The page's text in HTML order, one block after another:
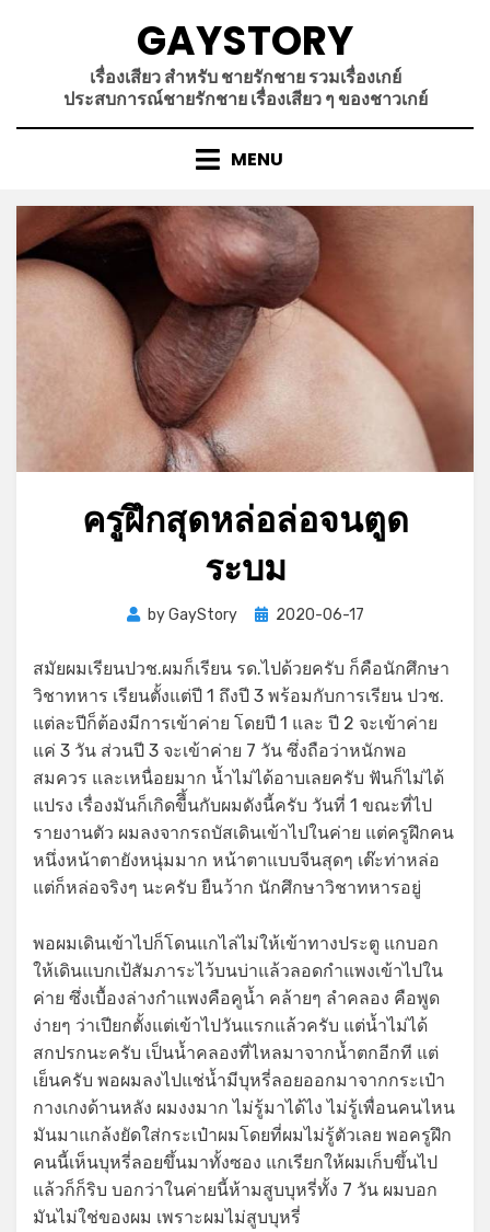
GAYSTORY
เรื่องเสียว สำหรับ ชายรักชาย รวมเรื่องเกย์
ประสบการณ์ชายรักชาย เรื่องเสียว ๆ ของชาวเกย์
MENU
ครูฝึกสุดหล่อล่อจนตูด
ระบม
byGayStory
Posted
2020-06-17
สมัยผมเรียนปวช.ผมก็เรียน รด.ไปด้วยครับ ก็คือนักศึกษา
วิชาทหาร เรียนตั้งแต่ปี 1 ถึงปี 3 พร้อมกับการเรียน ปวช.
แต่ละปีก็ต้องมีการเข้าค่าย โดยปี 1 และ ปี 2 จะเข้าค่าย
แค่ 3 วัน ส่วนปี 3 จะเข้าค่าย 7 วัน ซึ่งถือว่าหนักพอ
สมควร และเหนื่อยมาก น้ำไม่ได้อาบเลยครับ ฟันก็ไม่ได้
แปรง เรื่องมันก็เกิดขีึ้นกับผมดังนี้ครับ วันที่ 1 ขณะที่ไป
รายงานตัว ผมลงจากรถบัสเดินเข้าไปในค่าย แต่ครูฝึกคน
หนึ่งหน้าตายังหนุ่มมาก หน้าตาแบบจีนสุดๆ เต๊ะท่าหล่อ
แต่ก็หล่อจริงๆ นะครับ ยืนว้าก นักศึกษาวิชาทหารอยู่
พอผมเดินเข้าไปก็โดนแกไล่ไม่ให้เข้าทางประตู แกบอก
ให้เดินแบกเป้สัมภาระไว้บนบ่าแล้วลอดกำแพงเข้าไปใน
ค่าย ซึ่งเบื้องล่างกำแพงคือคูน้ำ คล้ายๆ ลำคลอง คือพูด
ง่ายๆ ว่าเปียกตั้งแต่เข้าไปวันแรกแล้วครับ แต่น้ำไม่ได้
สกปรกนะครับ เป็นน้ำคลองที่ไหลมาจากน้ำตกอีกที แต่
เย็นครับ พอผมลงไปแช่น้ำมีบุหรี่ลอยออกมาจากกระเป๋า
กางเกงด้านหลัง ผมงงมาก ไม่รู้มาได้ไง ไม่รู้เพื่อนคนไหน
มันมาแกล้งยัดใส่กระเป๋าผมโดยที่ผมไม่รู้ตัวเลย พอครูฝึก
คนนี้เห็นบุหรี่ลอยขึ้นมาทั้งซอง แกเรียกให้ผมเก็บขึ้นไป
แล้วก็ก็ริบ บอกว่าในค่ายนี้ห้ามสูบบุหรี่ทั้ง 7 วัน ผมบอก
มันไม่ใช่ของผม เพราะผมไม่สูบบุหรี่